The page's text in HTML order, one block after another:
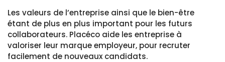
Les valeurs de l’entreprise ainsi que le bien-être
étant de plus en plus important pour les futurs
collaborateurs. Placéco aide les entreprise à
valoriser leur marque employeur, pour recruter
facilement de nouveaux candidats.